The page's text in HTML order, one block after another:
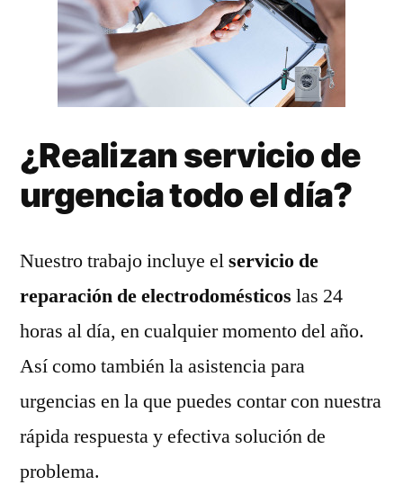
¿Realizan servicio de
urgencia todo el día?
Nuestro trabajo incluye elservicio de
reparación de electrodomésticos las 24
horas al día, en cualquier momento del año.
Así como también la asistencia para
urgencias en la que puedes contar con nuestra
rápida respuesta y efectiva solución de
problema.